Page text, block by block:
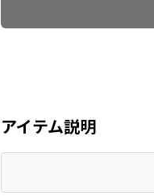
アイテム説明